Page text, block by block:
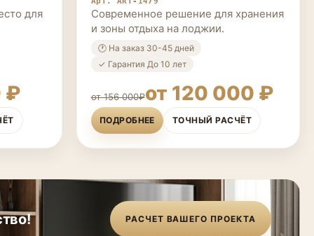
для
₽
Современное решение для хранения
и зоны отдыха на лоджии.
🕐 На заказ 30-45 дней
✓ Гарантия До 10 лет
от 156 000₽от 120 000 ₽
ПОДРОБНЕЕ ТОЧНЫЙ РАСЧЁТ
РАСЧЕТ ВАШЕГО ПРОЕКТА